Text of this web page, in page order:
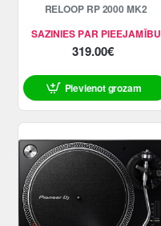
SAZINIES PAR PIEEJAMĪBU
RELOOP RP 2000 MK2
319.00€
Pievienot grozam